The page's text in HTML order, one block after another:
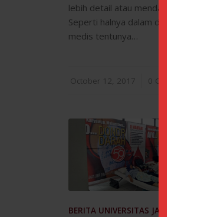
lebih detail atau mendalam.
Seperti halnya dalam dunia
medis tentunya…
October 12, 2017
/ 0 Comments
BERITA UNIVERSITAS JANABADRA